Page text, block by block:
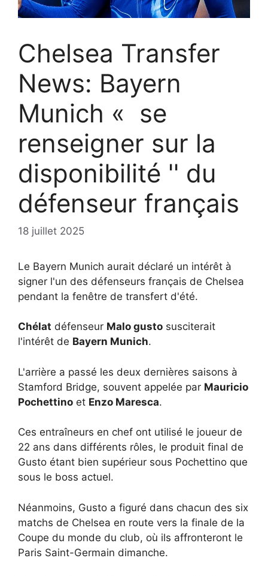
Chelsea Transfer
News: Bayern
Munich « se
renseigner sur la
disponibilité '' du
défenseur français
18 juillet 2025
Le Bayern Munich aurait déclaré un intérêt à
signer l'un des défenseurs français de Chelsea
pendant la fenêtre de transfert d'été.
Chélat défenseur Malo gusto susciterait
l'intérêt de Bayern Munich.
L'arrière a passé les deux dernières saisons à
Stamford Bridge, souvent appelée par Mauricio
Pochettino et Enzo Maresca.
Ces entraîneurs en chef ont utilisé le joueur de
22 ans dans différents rôles, le produit final de
Gusto étant bien supérieur sous Pochettino que
sous le boss actuel.
Néanmoins, Gusto a figuré dans chacun des six
matchs de Chelsea en route vers la finale de la
Coupe du monde du club, où ils affronteront le
Paris Saint-Germain dimanche.